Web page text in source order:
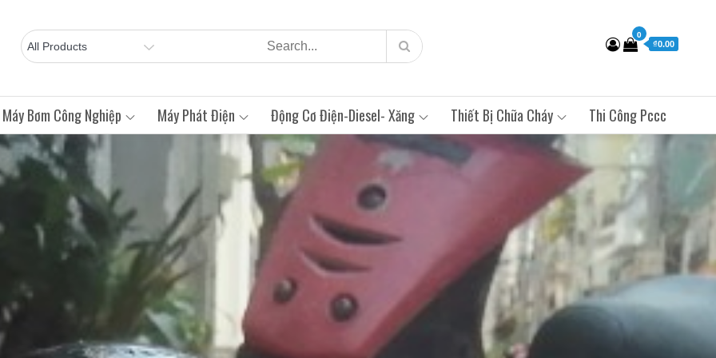
0
₫0.00
Máy Bơm Công Nghiệp Máy Phát Điện Động Cơ Điện-Diesel- Xăng Thiết Bị Chữa Cháy Thi Công Pccc